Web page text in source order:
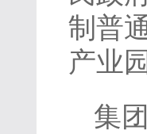
制普
产业
集